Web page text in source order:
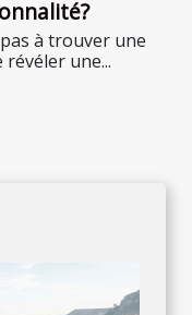
à trouver une
révéler une...